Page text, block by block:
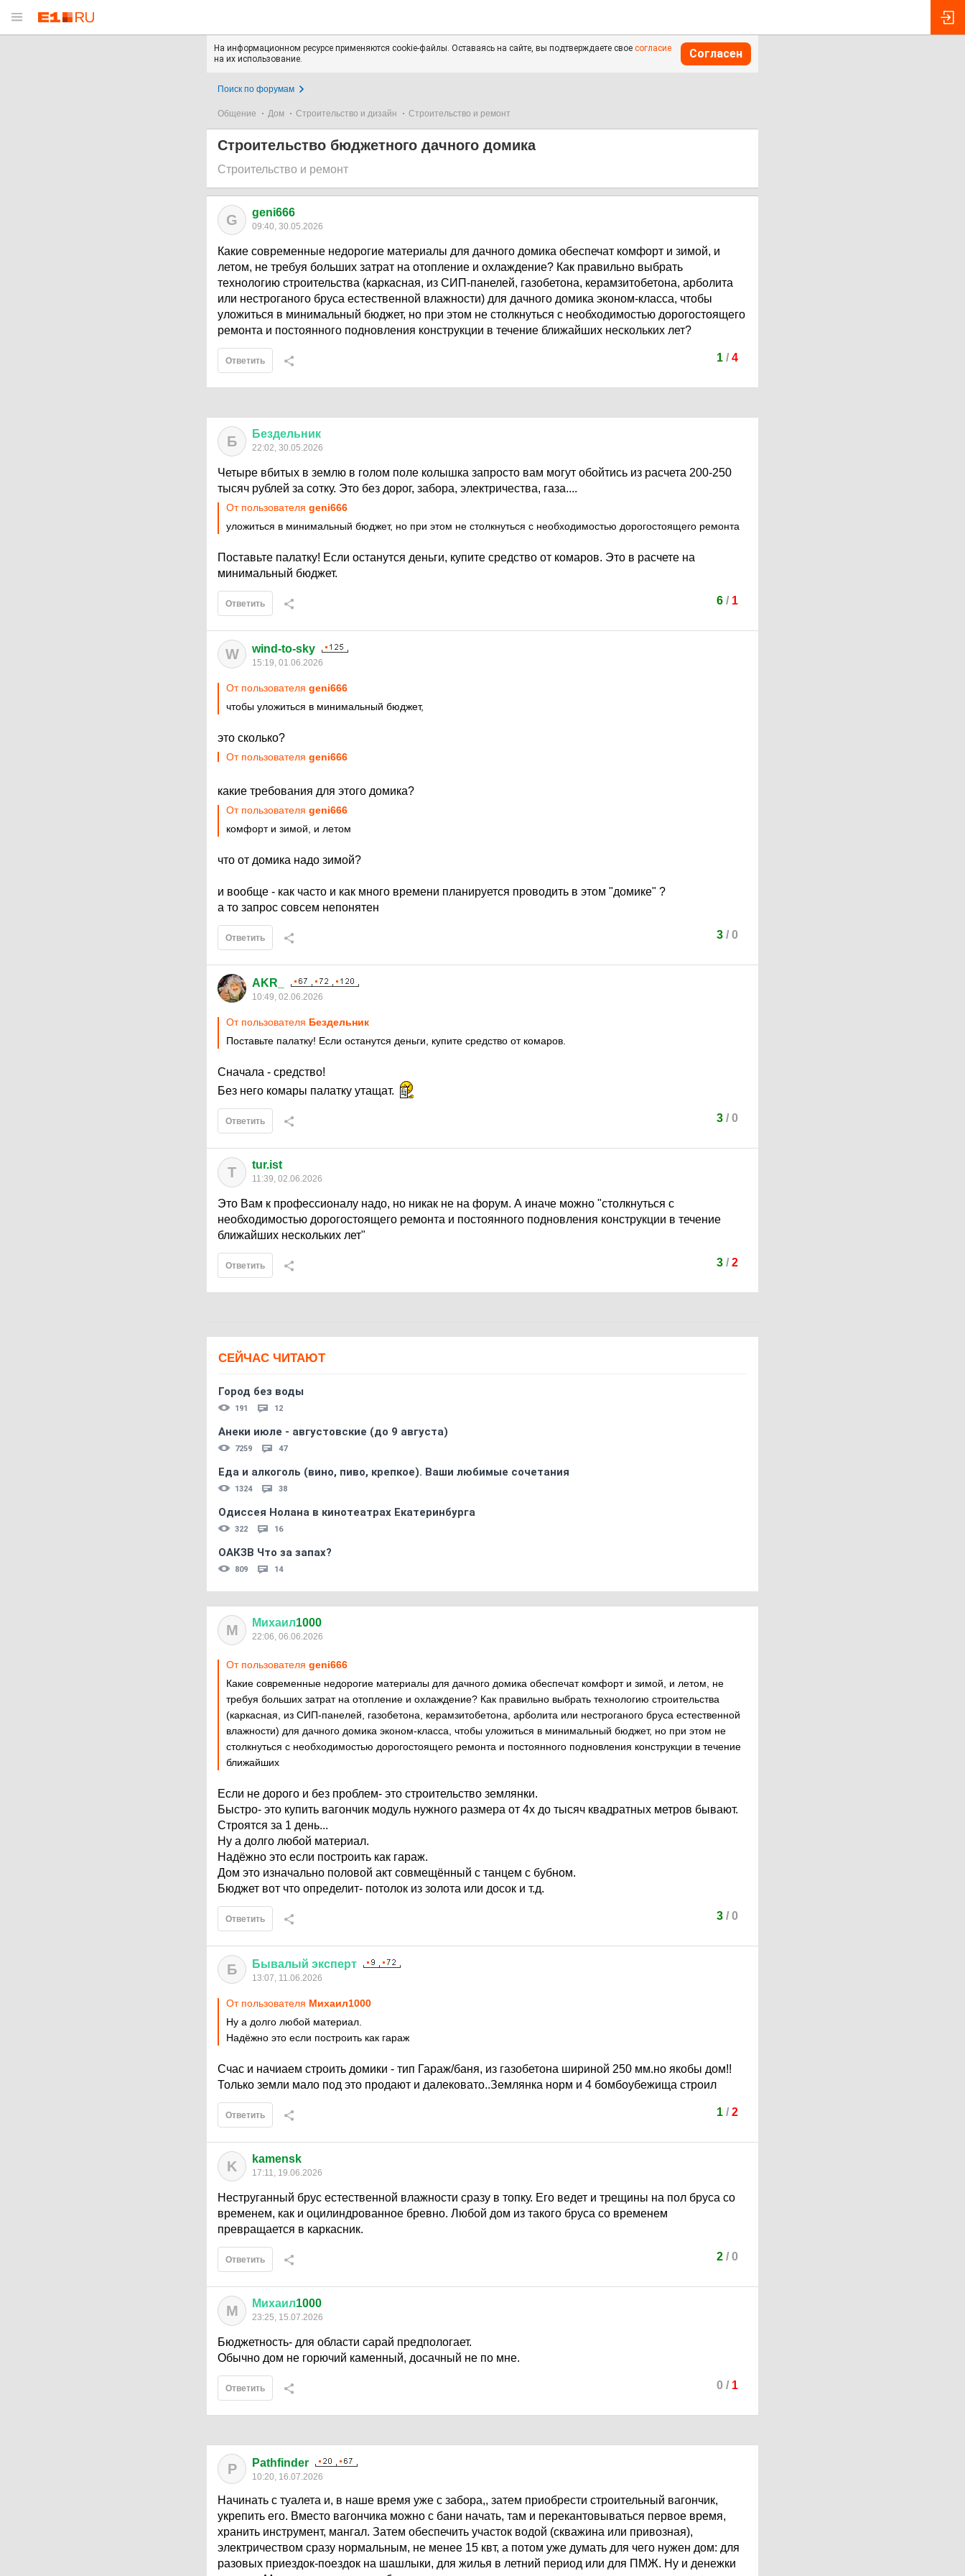
На информационном ресурсе применяются cookie-файлы. Оставаясь на сайте, вы подтверждаете свое согласие
на их использование.
Согласен
Поиск по форумам
Общение Дом Строительство и дизайн Строительство и ремонт
Строительство бюджетного дачного домика
Строительство и ремонт
G geni666
09:40, 30.05.2026
Какие современные недорогие материалы для дачного домика обеспечат комфорт и зимой, и
летом, не требуя больших затрат на отопление и охлаждение? Как правильно выбрать
технологию строительства (каркасная, из СИП-панелей, газобетона, керамзитобетона, арболита
или нестроганого бруса естественной влажности) для дачного домика эконом-класса, чтобы
уложиться в минимальный бюджет, но при этом не столкнуться с необходимостью дорогостоящего
ремонта и постоянного подновления конструкции в течение ближайших нескольких лет?
1/ 4
Ответить
Б Бездельник
22:02, 30.05.2026
Четыре вбитых в землю в голом поле колышка запросто вам могут обойтись из расчета 200-250
тысяч рублей за сотку. Это без дорог, забора, электричества, газа....
От пользователя geni666
уложиться в минимальный бюджет, но при этом не столкнуться с необходимостью дорогостоящего ремонта
Поставьте палатку! Если останутся деньги, купите средство от комаров. Это в расчете на
минимальный бюджет.
6/ 1
Ответить
W wind-to-sky
15:19, 01.06.2026
От пользователя geni666
чтобы уложиться в минимальный бюджет,
это сколько?
От пользователя geni666
какие требования для этого домика?
От пользователя geni666
комфорт и зимой, и летом
что от домика надо зимой?
и вообще - как часто и как много времени планируется проводить в этом "домике" ?
а то запрос совсем непонятен
3/ 0
Ответить
AKR_
10:49, 02.06.2026
От пользователя Бездельник
Поставьте палатку! Если останутся деньги, купите средство от комаров.
Сначала - средство!
Без него комары палатку утащат.
3/ 0
Ответить
T tur.ist
11:39, 02.06.2026
Это Вам к профессионалу надо, но никак не на форум. А иначе можно "столкнуться с
необходимостью дорогостоящего ремонта и постоянного подновления конструкции в течение
ближайших нескольких лет"
3/ 2
Ответить
СЕЙЧАС ЧИТАЮТ
Город без воды
191 12
Анеки июле - августовские (до 9 августа)
7259 47
Еда и алкоголь (вино, пиво, крепкое). Ваши любимые сочетания
1324 38
Одиссея Нолана в кинотеатрах Екатеринбурга
322 16
ОАКЗВ Что за запах?
809 14
М Михаил1000
22:06, 06.06.2026
От пользователя geni666
Какие современные недорогие материалы для дачного домика обеспечат комфорт и зимой, и летом, не
требуя больших затрат на отопление и охлаждение? Как правильно выбрать технологию строительства
(каркасная, из СИП-панелей, газобетона, керамзитобетона, арболита или нестроганого бруса естественной
влажности) для дачного домика эконом-класса, чтобы уложиться в минимальный бюджет, но при этом не
столкнуться с необходимостью дорогостоящего ремонта и постоянного подновления конструкции в течение
ближайших
Если не дорого и без проблем- это строительство землянки.
Быстро- это купить вагончик модуль нужного размера от 4х до тысяч квадратных метров бывают.
Строятся за 1 день...
Ну а долго любой материал.
Надёжно это если построить как гараж.
Дом это изначально половой акт совмещённый с танцем с бубном.
Бюджет вот что определит- потолок из золота или досок и т.д.
3/ 0
Ответить
Б Бывалый эксперт
13:07, 11.06.2026
От пользователя Михаил1000
Ну а долго любой материал.
Надёжно это если построить как гараж
Счас и начиаем строить домики - тип Гараж/баня, из газобетона шириной 250 мм.но якобы дом!!
Только земли мало под это продают и далековато..Землянка норм и 4 бомбоубежища строил
1/ 2
Ответить
K kamensk
17:11, 19.06.2026
Неструганный брус естественной влажности сразу в топку. Его ведет и трещины на пол бруса со
временем, как и оцилиндрованное бревно. Любой дом из такого бруса со временем
превращается в каркасник.
2/ 0
Ответить
М Михаил1000
23:25, 15.07.2026
Бюджетность- для области сарай предпологает.
Обычно дом не горючий каменный, досачный не по мне.
0 / 1
Ответить
P Pathfinder
10:20, 16.07.2026
Начинать с туалета и, в наше время уже с забора,, затем приобрести строительный вагончик,
укрепить его. Вместо вагончика можно с бани начать, там и перекантовываться первое время,
хранить инструмент, мангал. Затем обеспечить участок водой (скважина или привозная),
электричеством сразу нормальным, не менее 15 квт, а потом уже думать для чего нужен дом: для
разовых приездок-поездок на шашлыки, для жилья в летний период или для ПМЖ. Ну и денежки